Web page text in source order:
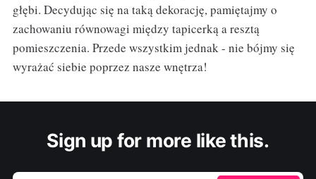
głębi. Decydując się na taką dekorację, pamiętajmy o
zachowaniu równowagi między tapicerką a resztą
pomieszczenia. Przede wszystkim jednak - nie bójmy się
wyrażać siebie poprzez nasze wnętrza!
Sign up for more like this.